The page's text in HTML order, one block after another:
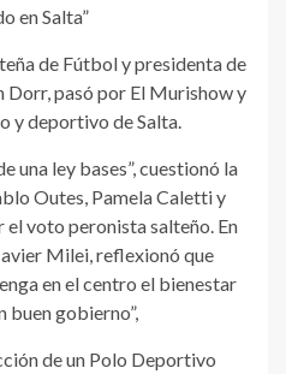
en Salta”
de Fútbol y presidenta de
pasó por El Murishow y
y deportivo de Salta.
una ley bases”, cuestionó la
Outes, Pamela Caletti y
el voto peronista salteño. En
Milei, reflexionó que
en el centro el bienestar
buen gobierno”,
de un Polo Deportivo